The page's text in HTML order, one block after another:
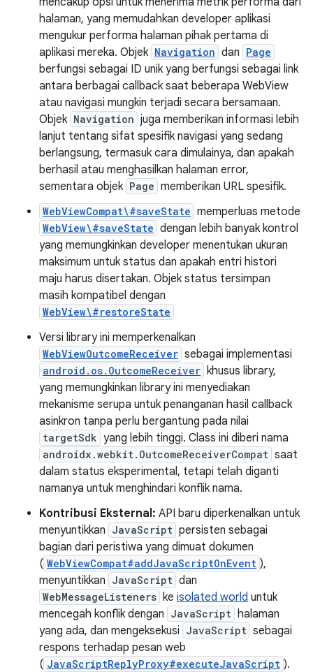
halaman, yang memudahkan developer aplikasi
mengukur performa halaman pihak pertama di
aplikasi mereka. Objek Navigation dan Page
berfungsi sebagai ID unik yang berfungsi sebagai link
antara berbagai callback saat beberapa WebView
atau navigasi mungkin terjadi secara bersamaan.
Objek Navigation juga memberikan informasi lebih
lanjut tentang sifat spesifik navigasi yang sedang
berlangsung, termasuk cara dimulainya, dan apakah
berhasil atau menghasilkan halaman error,
sementara objek Page memberikan URL spesifik.
WebViewCompat\#saveState memperluas metode
WebView\#saveState dengan lebih banyak kontrol
yang memungkinkan developer menentukan ukuran
maksimum untuk status dan apakah entri histori
maju harus disertakan. Objek status tersimpan
masih kompatibel dengan
WebView\#restoreState
Versi library ini memperkenalkan
WebViewOutcomeReceiver sebagai implementasi
android.os.OutcomeReceiver khusus library,
yang memungkinkan library ini menyediakan
mekanisme serupa untuk penanganan hasil callback
asinkron tanpa perlu bergantung pada nilai
targetSdk yang lebih tinggi. Class ini diberi nama
androidx.webkit.OutcomeReceiverCompat saat
dalam status eksperimental, tetapi telah diganti
namanya untuk menghindari konflik nama.
Kontribusi Eksternal: API baru diperkenalkan untuk
menyuntikkan JavaScript persisten sebagai
bagian dari peristiwa yang dimuat dokumen
( WebViewCompat#addJavaScriptOnEvent ),
menyuntikkan JavaScript dan
WebMessageListeners ke isolated world untuk
mencegah konflik dengan JavaScript halaman
yang ada, dan mengeksekusi JavaScript sebagai
respons terhadap pesan web
( JavaScriptReplyProxy#executeJavaScript ).